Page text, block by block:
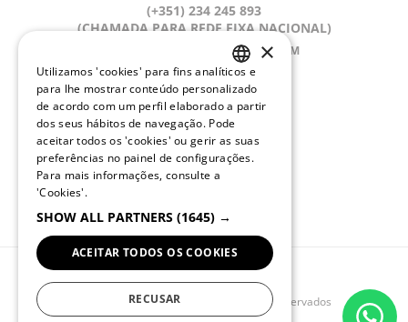
(+351) 234 245 893
(CHAMADA PARA REDE FIXA NACIONAL)
APOIOCLIENTE@QUEBRAMAR.COM
Dias úteis
9:00 - 13:00; 14:00 - 18:00 (GMT)
REDES SOCIAIS
© 2025 QUEBRAMAR Todos os diretos reservados
PORTUGUESE
ENGLISH
×
Utilizamos 'cookies' para fins analíticos e
para lhe mostrar conteúdo personalizado
de acordo com um perfil elaborado a partir
dos seus hábitos de navegação. Pode
aceitar todos os 'cookies' ou gerir as suas
preferências no painel de configurações.
Para mais informações, consulte a
'Cookies'.
SHOW ALL PARTNERS (1645) →
ACEITAR TODOS OS COOKIES
RECUSAR